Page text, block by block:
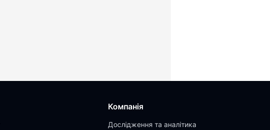
Компанія
Дослідження та аналітика